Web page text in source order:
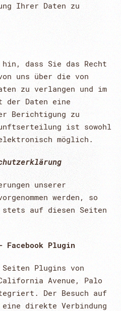
Ihrer Daten zu
dass Sie das Recht
uns über die von
zu verlangen und im
Daten eine
Berichtigung zu
ist sowohl
möglich.
unserer
werden, so
stets auf diesen Seiten
Facebook Plugin
Plugins von
Avenue, Palo
Der Besuch auf
direkte Verbindung